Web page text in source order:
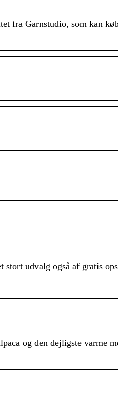
fra Garnstudio, som kan
stort udvalg også af gratis
og den dejligste varme